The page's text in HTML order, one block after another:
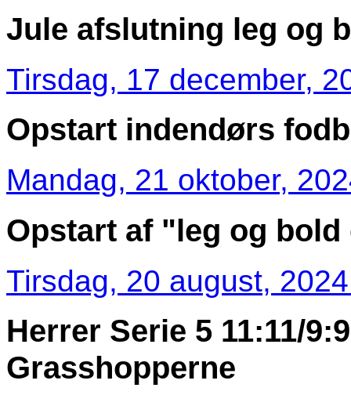
Jule afslutning leg og
Tirsdag, 17 december,
Opstart indendørs
Mandag, 21 oktober,
Opstart af "leg og
Tirsdag, 20 august,
Herrer Serie 5 11:11/
Grasshopperne